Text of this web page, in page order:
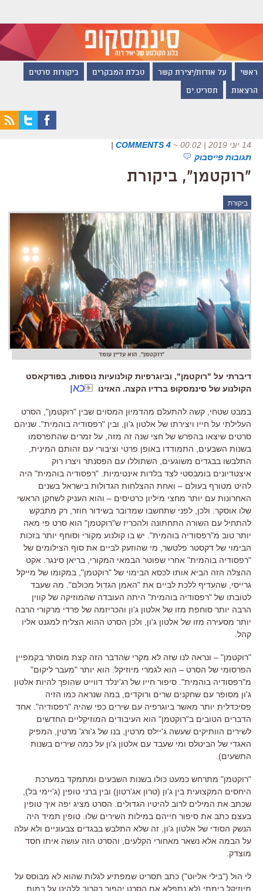
ראשי על אודות/יצירת קשר טבלת המבקרים ביקורות סרטים
הרצאות תסריט.ים
14 יוני 2019 | 00:02 ~
4 COMMENTS
|
תגובות פייסבוק
"רוקטמן", ביקורת
ביקורת
"רוקטמן". הוא עדיין עומד
דיברתי על "רוקטמן", וביוגרפיות קולנועיות נוספות, בפודקאסט
הקולנוע של סינמסקופ ברדיו הקצה. האזינו
כאן
במבט שטחי קשה להתעלם מהדמיון המסוים שבין "רוקטמן", הסרט
העלילתי על חייו ויצירתו של אלטון ג'ון ובין "רפסודיה בוהמית". שניהם
סרטים שיצאו בהפרש של חצי שנה זה מזה על זמרים שהתפרסמו
בשנות השבעים
התמודדו באופן פרטי וציבורי עם זהותם המינית
התלבשו בבגדים משוגעים
השתוללו עם הפסנתר ויצרו רוק
איצטדיונים בומבסטי לצד בלדות אינטימיות . "רפסודיה בוהמית" היה
להיט מטורף בעולם – ואחת ההצלחות הגדולות בישראל בשנים
האחרונות עם יותר מחצי מיליון כרטיסים – והוא העניק לשחקן הראשי
שלו אוסקר ולכן לפני שתחשבו שמדובר בשידור חוזר רק מתבקש
להתחיל עם השורה התחתונה ולהכריז ש"רוקטמן" הוא סרט פי מאה
יותר טוב מ"רפסודיה בוהמית". יש בו קולנוע מקורי וסוחף יותר בזכות
הבימוי של דקסטר פלטשר מי שהוזעק לביים את סוף הצילומים של
"רפסודיה בוהמית" אחרי שפוטר הבמאי המקורי בריאן סינגר אקט
ההצלה הזה הביא אותו לכסא הבימוי של "רוקטמן", במקומו של מייקל
גרייסי שהעדיף ללכת לביים את "האמן הגדול מכולם". מה שעבד
לטובתו של "רפסודיה בוהמית" היתה העובדה שהמוזיקה של קווין
הרבה יותר סוחפת מזו של אלטון ג'ון והכריזמה של פרדי מרקורי הרבה
יותר מסעירה מזו של אלטון ג'ון
ולכן הסרט ההוא הצליח למגנט אליו
קהל
"רוקטמן" – ונראה לנו שזה לא מקרי שהדבר הזה קצת מוסתר בקמפיין
הפרסומי של הסרט – הוא לגמרי מיוזיקל הוא יותר "מעבר ליקום"
מ"רפסודיה בוהמית". סיפור חייו של רג'ינלד דווייט שהופך להיות אלטון
ג'ון מסופר עם שחקנים שרים ורוקדים במה שנראה כמו הזיה
פסיכדלית יותר מאשר ביוגרפיה עם שירים כפי שהיה "רפסודיה". אחד
הדברים הטובים ב"רוקטמן" הוא העיבודים המוזיקליים החדשים
לשירים הוותיקים שעשה ג'יילס מרטין בנו של ג'ורג' מרטין
המפיק
האגדי של הביטלס ומי שעבד עם אלטון ג'ון על כמה שירים בשנות
התשעים).
"רוקטמן" מתרחש כמעט כולו בשנות השבעים ומתמקד במערכת
היחסים המקצועית בין ג'ון (טרון אג'רטון) ובין ברני טופין (ג'יימי בל),
שכתב את המילים לרוב להיטיו הגדולים
הסרט מציג יפה איך טופין
בעצם כתב את סיפור חייהם במילות השירים שלו טופין תמיד היה
הנשק הסודי של אלטון ג'ון זה שלא התלבש בבגדים צבעוניים ולא עלה
על הבמה אלא נשאר מאחורי הקלעים
והסרט הזה עושה איתו חסד
מוצדק
לי הול ("בילי אליוט") כתב תסריט שמפתיע לגלות שהוא לא מבוסס על
מיוזיקל בימתי (לא נתפלא אם הסרט יהפוך בקרוב ללהיט על במות